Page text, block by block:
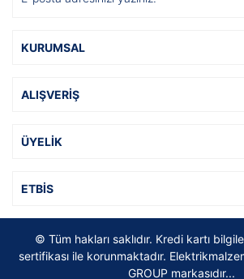
KURUMSAL
ALIŞVERİŞ
ÜYELİK
ETBİS
© Tüm hakları saklıdır. Kredi kartı
sertifikası ile korunmaktadır.
GROUP markasıdır...